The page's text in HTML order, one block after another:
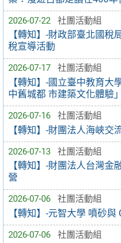
2026-07-22 社團活動組
【轉知】-財政部臺北國稅
稅宣導活動
2026-07-17 社團活動組
【轉知】-國立臺中教育
中舊城都 市建築文化體驗
2026-07-16 社團活動組
【轉知】-財團法人海峽交
2026-07-13 社團活動組
【轉知】-財團法人台灣
營
2026-07-06 社團活動組
【轉知】-元智大學 噴砂
2026-07-06 社團活動組